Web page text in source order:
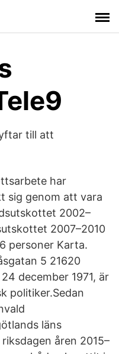
till att
har
sig genom att vara
2002–
2007–2010
personer Karta.
5 21620
december 1971, är
politiker.Sedan
läns
åren 2015–